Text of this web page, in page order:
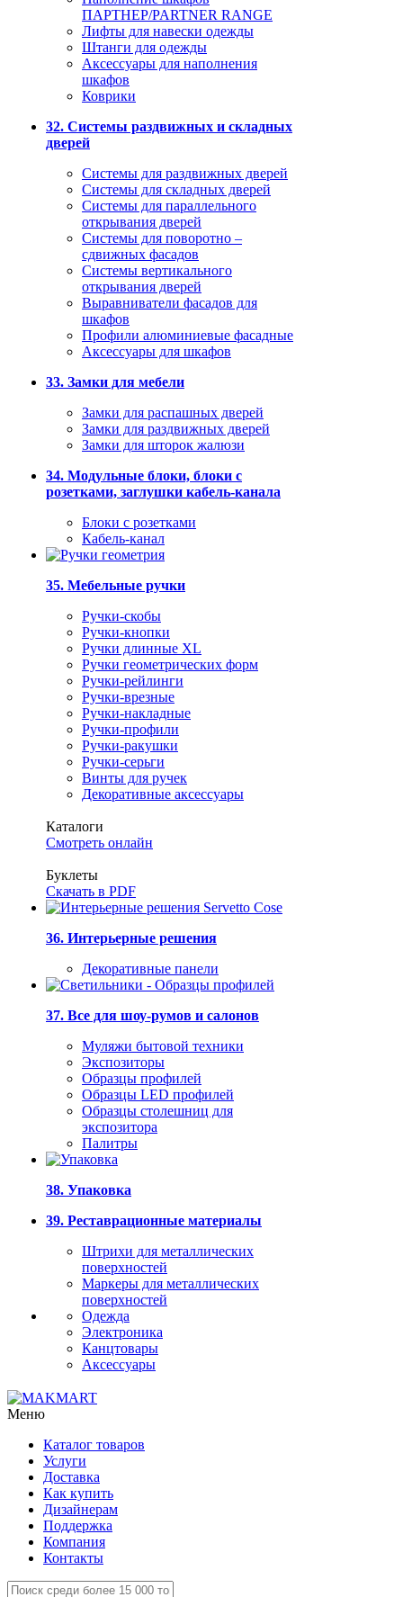
ПАРТНЕР/PARTNER RANGE
Лифты для навески одежды
Штанги для одежды
Аксессуары для наполнения
шкафов
Коврики
32. Системы раздвижных и складных
дверей
Системы для раздвижных дверей
Системы для складных дверей
Системы для параллельного
открывания дверей
Системы для поворотно –
сдвижных фасадов
Системы вертикального
открывания дверей
Выравниватели фасадов для
шкафов
Профили алюминиевые фасадные
Аксессуары для шкафов
33. Замки для мебели
Замки для распашных дверей
Замки для раздвижных дверей
Замки для шторок жалюзи
34. Модульные блоки, блоки с
розетками, заглушки кабель-канала
Блоки с розетками
Кабель-канал
35. Мебельные ручки
Ручки-скобы
Ручки-кнопки
Ручки длинные XL
Ручки геометрических форм
Ручки-рейлинги
Ручки-врезные
Ручки-накладные
Ручки-профили
Ручки-ракушки
Ручки-серьги
Винты для ручек
Декоративные аксессуары
Каталоги
Смотреть онлайн
Буклеты
Скачать в PDF
36. Интерьерные решения
Декоративные панели
37. Все для шоу-румов и салонов
Муляжи бытовой техники
Экспозиторы
Образцы профилей
Образцы LED профилей
Образцы столешниц для
экспозитора
Палитры
38. Упаковка
39. Реставрационные материалы
Штрихи для металлических
поверхностей
Маркеры для металлических
поверхностей
Одежда
Электроника
Канцтовары
Аксессуары
Меню
Каталог товаров
Услуги
Доставка
Как купить
Дизайнерам
Поддержка
Компания
Контакты